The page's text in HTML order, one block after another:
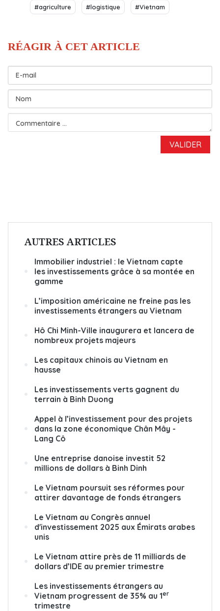
#agriculture #logistique #Vietnam
AUTRES ARTICLES
Immobilier industriel : le Vietnam capte
les investissements grâce à sa montée en
gamme
L’imposition américaine ne freine pas les
investissements étrangers au Vietnam
Hô Chi Minh-Ville inaugurera et lancera de
nombreux projets majeurs
Les capitaux chinois au Vietnam en
hausse
Les investissements verts gagnent du
terrain à Binh Duong
Appel à l’investissement pour des projets
dans la zone économique Chân Mây -
Lang Cô
Une entreprise danoise investit 52
millions de dollars à Binh Dinh
Le Vietnam poursuit ses réformes pour
attirer davantage de fonds étrangers
Le Vietnam au Congrès annuel
d'investissement 2025 aux Émirats arabes
unis
Le Vietnam attire près de 11 milliards de
dollars d’IDE au premier trimestre
Les investissements étrangers au
Vietnam progressent de 35% au 1er
trimestre